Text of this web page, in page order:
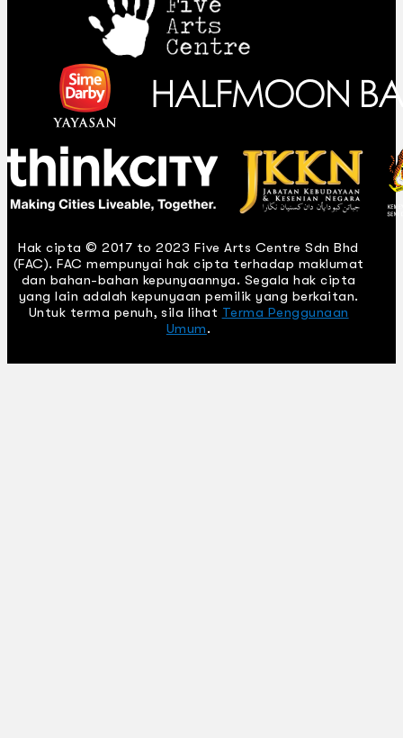
Hak cipta © 2017 to 2023 Five Arts Centre Sdn Bhd
(FAC). FAC mempunyai hak cipta terhadap maklumat
dan bahan-bahan kepunyaannya. Segala hak cipta
yang lain adalah kepunyaan pemilik yang berkaitan.
Untuk terma penuh, sila lihat Terma Penggunaan
Umum.